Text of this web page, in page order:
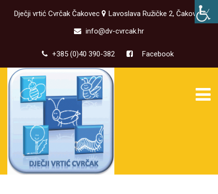
Dječji vrtić Cvrčak Čakovec
Lavoslava Ružičke 2, Čakovec
info@dv-cvrcak.hr
+385 (0)40 390-382 Facebook